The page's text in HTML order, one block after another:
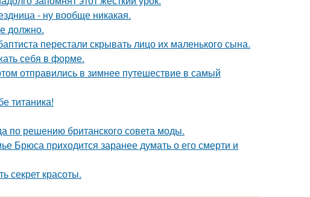
- ну вообще никакая.
должно.
перестали скрывать лицо их маленького сына.
себя в форме.
отправились в зимнее путешествие в самый
титаника!
по решению британского совета моды.
Брюса приходится заранее думать о его смерти и
секрет красоты.